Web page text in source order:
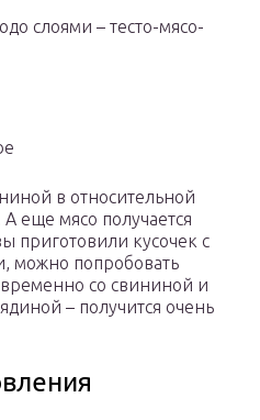
слоями – тесто-мясо-
в относительной
еще мясо получается
приготовили кусочек с
можно попробовать
со свининой и
– получится очень